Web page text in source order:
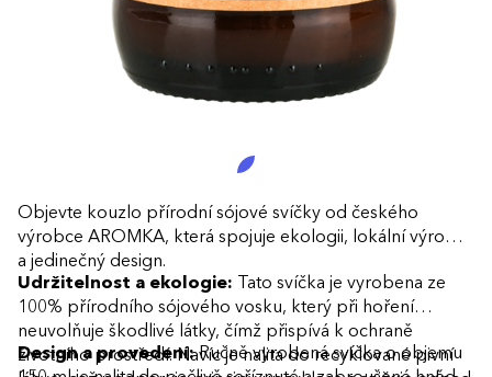
Objevte kouzlo přírodní sójové svíčky od českého
výrobce AROMKA, která spojuje ekologii, lokální výrobu
a jedinečný design.
Udržitelnost a ekologie:
Tato svíčka je vyrobena ze
100% přírodního sójového vosku, který při hoření
neuvolňuje škodlivé látky, čímž přispívá k ochraně
životního prostředí. Navíc je nalita do recyklované pivní
Design a provedení:Ručně vyrobená svíčka o objemu